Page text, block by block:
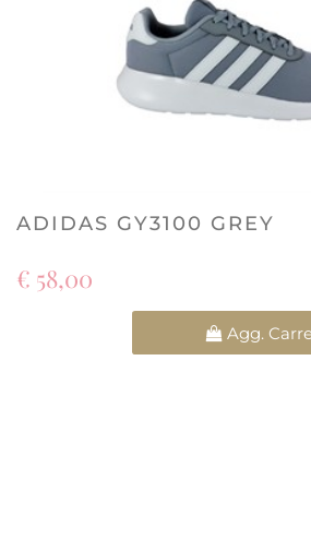
ADIDAS GY3100 GREY
€ 58,00
Agg.